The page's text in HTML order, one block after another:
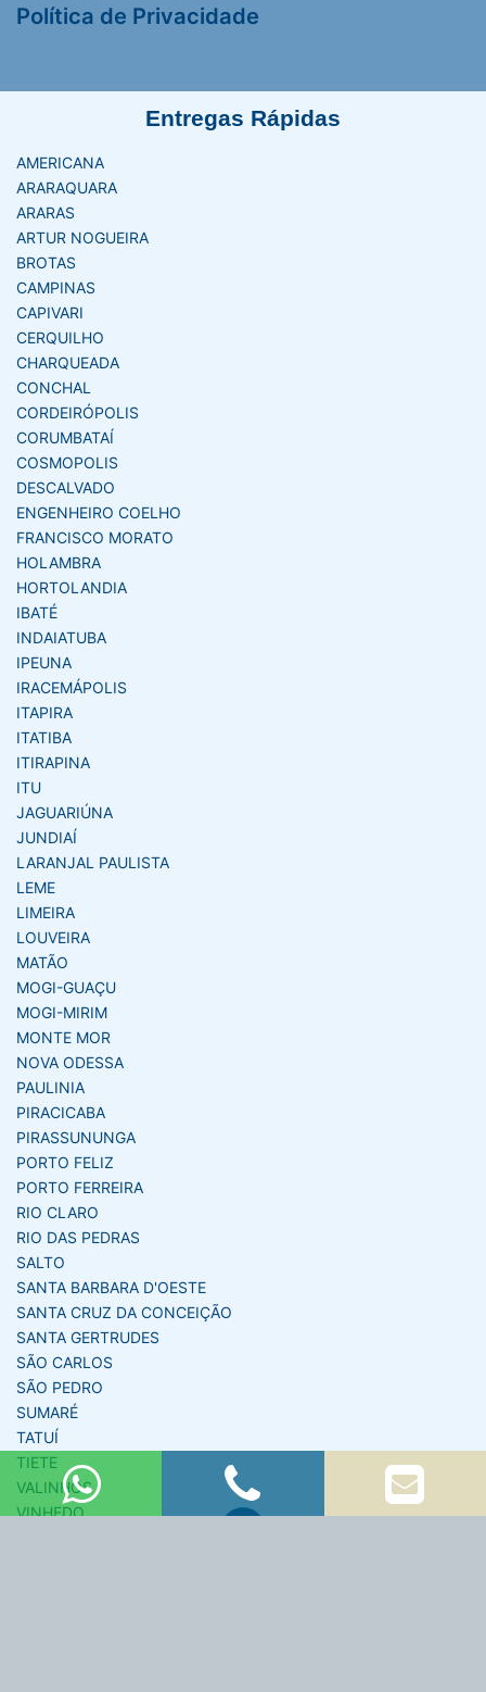
Política de Privacidade
Entregas Rápidas
AMERICANA
ARARAQUARA
ARARAS
ARTUR NOGUEIRA
BROTAS
CAMPINAS
CAPIVARI
CERQUILHO
CHARQUEADA
CONCHAL
CORDEIRÓPOLIS
CORUMBATAÍ
COSMOPOLIS
DESCALVADO
ENGENHEIRO COELHO
FRANCISCO MORATO
HOLAMBRA
HORTOLANDIA
IBATÉ
INDAIATUBA
IPEUNA
IRACEMÁPOLIS
ITAPIRA
ITATIBA
ITIRAPINA
ITU
JAGUARIÚNA
JUNDIAÍ
LARANJAL PAULISTA
LEME
LIMEIRA
LOUVEIRA
MATÃO
MOGI-GUAÇU
MOGI-MIRIM
MONTE MOR
NOVA ODESSA
PAULINIA
PIRACICABA
PIRASSUNUNGA
PORTO FELIZ
PORTO FERREIRA
RIO CLARO
RIO DAS PEDRAS
SALTO
SANTA BARBARA D'OESTE
SANTA CRUZ DA CONCEIÇÃO
SANTA GERTRUDES
SÃO CARLOS
SÃO PEDRO
SUMARÉ
TATUÍ
TIETE
VALINHOS
VINHEDO